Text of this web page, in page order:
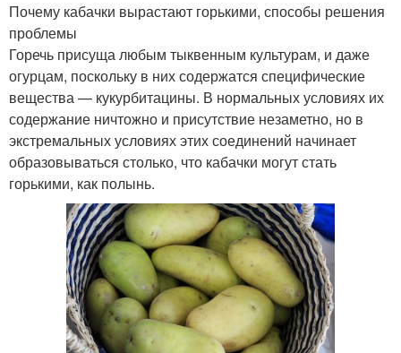
Почему кабачки вырастают горькими, способы решения
проблемы
Горечь присуща любым тыквенным культурам, и даже
огурцам, поскольку в них содержатся специфические
вещества — кукурбитацины. В нормальных условиях их
содержание ничтожно и присутствие незаметно, но в
экстремальных условиях этих соединений начинает
образовываться столько, что кабачки могут стать
горькими, как полынь.